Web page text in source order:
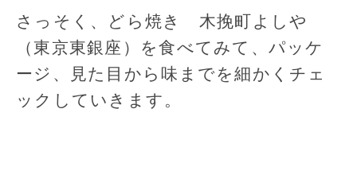
さっそく、どら焼き 木挽町よしや
（東京東銀座）を食べてみて、パッケ
ージ、見た目から味までを細かくチェ
ックしていきます。